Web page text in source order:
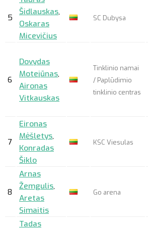
5
Šidlauskas,
Oskaras
Micevičius
SC Dubysa
6
Dovydas
Motejūnas,
Aironas
Vitkauskas
Tinklinio namai
/ Paplūdimio
tinklinio centras
7
Eironas
Mėšletys,
Konradas
Šiklo
KSC Viesulas
8
Arnas
Žemgulis,
Aretas
Simaitis
Go arena
Tadas